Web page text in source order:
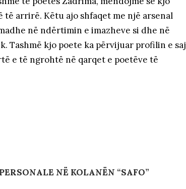
arrirë. Këtu ajo shfaqet me një arsenal
në ndërtimin e imazheve si dhe në
Tashmë kjo poete ka përvijuar profilin e saj
e të ngrohtë në qarqet e poetëve të
NË KOLANËN “SAFO”